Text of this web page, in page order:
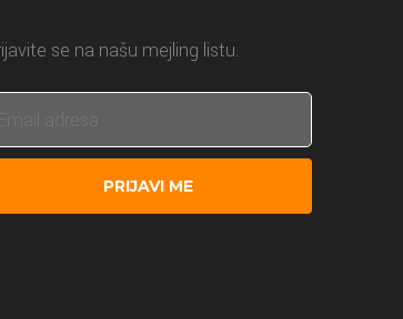
se na našu mejling listu.
PRIJAVI ME